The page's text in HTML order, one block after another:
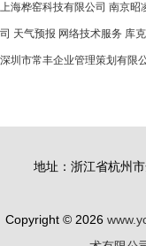
上海桦窑科技有限公司 南京昭
司 天气预报 网络技术服务 库
深圳市常丰企业管理策划有限
地址：浙江省杭州
Copyright © 2026